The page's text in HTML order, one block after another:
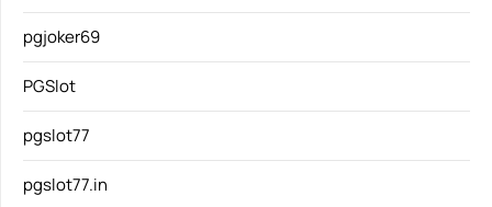
pgjoker69
PGSlot
pgslot77
pgslot77.in